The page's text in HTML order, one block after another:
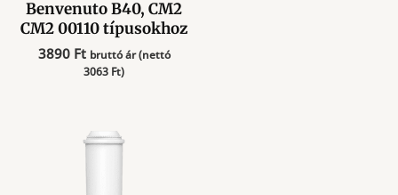
Benvenuto B40, CM2
CM2 00110 típusokhoz
3890 Ft bruttó ár (nettó
3063 Ft)